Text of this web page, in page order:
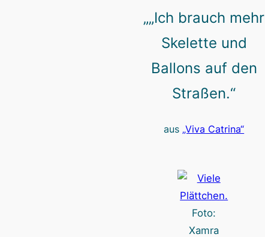
„„Ich brauch mehr
Skelette und
Ballons auf den
Straßen.“
aus „Viva Catrina“
Foto:
Xamra